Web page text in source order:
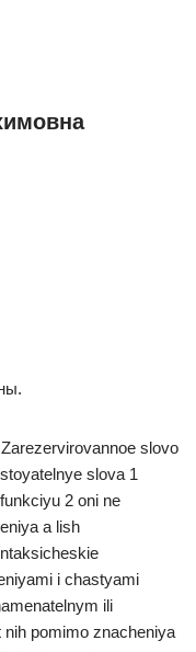
slovo
slova 1
2 oni ne
a lish
i chastyami
ili
pomimo znacheniya